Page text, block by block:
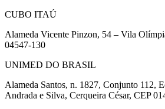
CUBO ITAÚ
Alameda Vicente Pinzon, 54 – Vila
04547-130
UNIMED DO BRASIL
Alameda Santos, n. 1827, Conjunto 112,
Andrada e Silva, Cerqueira César, CEP